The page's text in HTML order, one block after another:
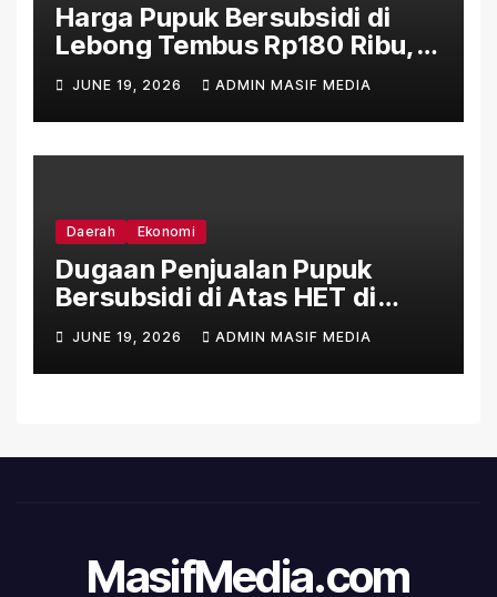
Harga Pupuk Bersubsidi di
Lebong Tembus Rp180 Ribu,
Jauh Lampaui HET Permentan
No. 15/2025
JUNE 19, 2026 ADMIN MASIF MEDIA
Daerah Ekonomi
Dugaan Penjualan Pupuk
Bersubsidi di Atas HET di
Sejumlah Daerah Bengkulu
JUNE 19, 2026 ADMIN MASIF MEDIA
MasifMedia.com